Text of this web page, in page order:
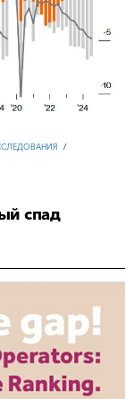
/
спад